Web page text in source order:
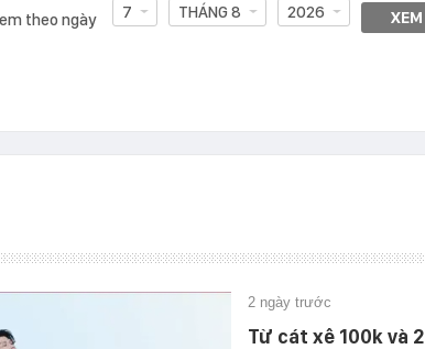
theo ngày 7 THÁNG 8 2026 XEM
2 ngày trước
Từ cát xê 100k và 2